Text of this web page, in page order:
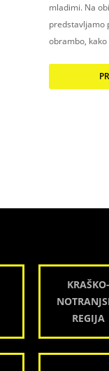
mladimi. Na
predstavljamo
obrambo,
KRAŠKO-
REGIJA